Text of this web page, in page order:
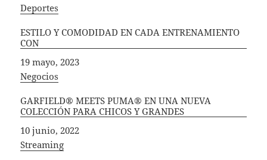
In relation to
Deportes
ESTILO Y COMODIDAD EN CADA ENTRENAMIENTO
CON
Fecha
19 mayo, 2023
In relation to
Negocios
GARFIELD® MEETS PUMA® EN UNA NUEVA
COLECCIÓN PARA CHICOS Y GRANDES
Fecha
10 junio, 2022
In relation to
Streaming